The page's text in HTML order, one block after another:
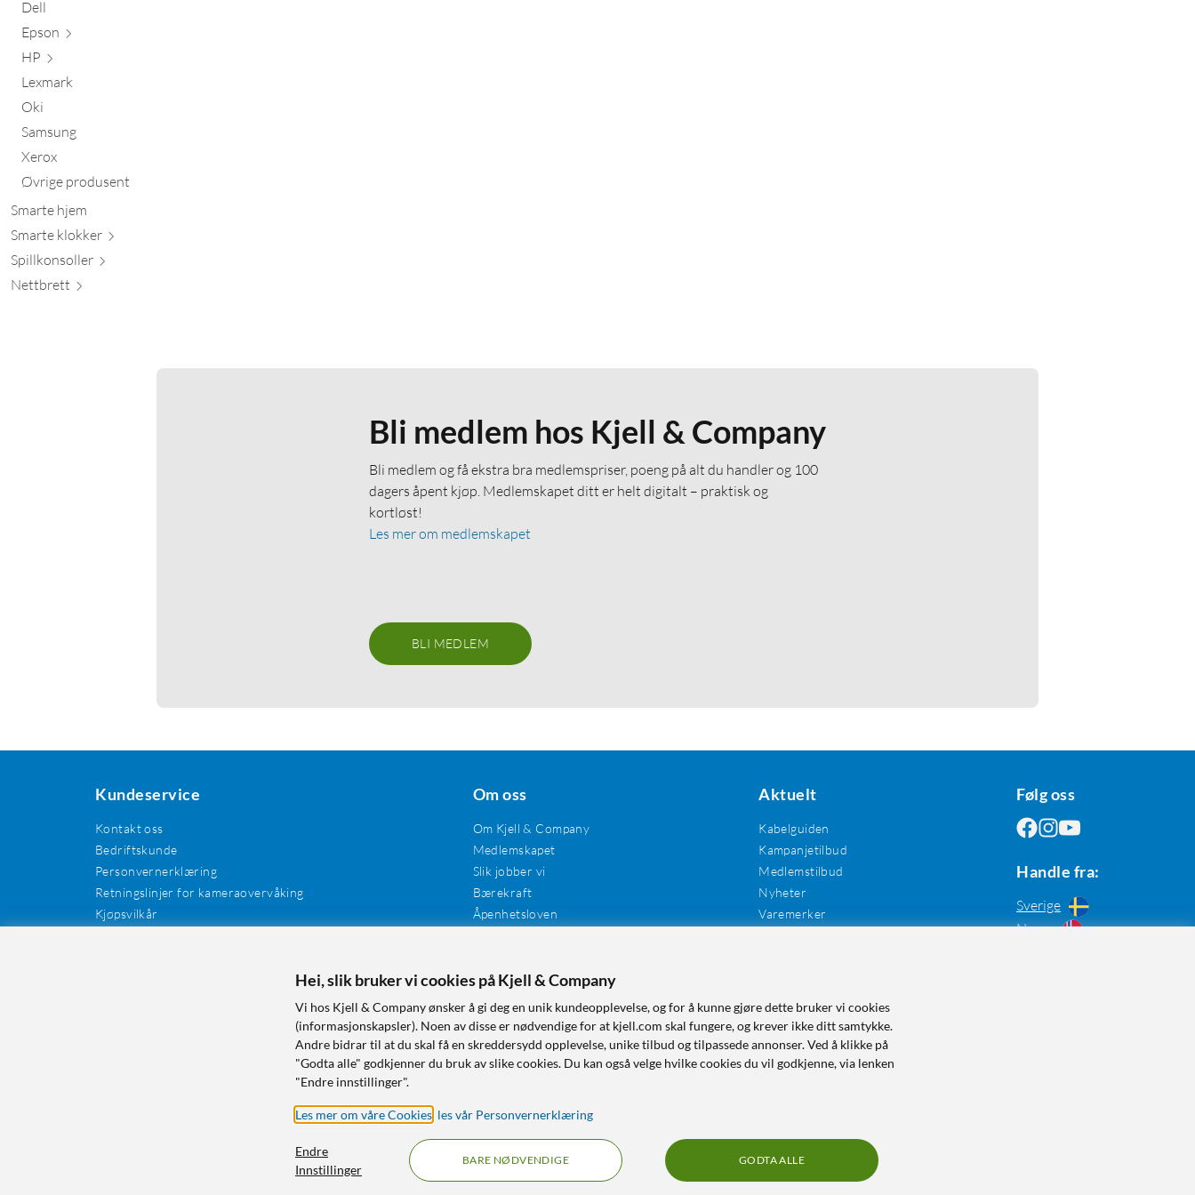
Dell
Epson
HP
Lexmark
Oki
Samsung
Xerox
Øvrige produsent
Smarte hjem
Smarte klokker
Spillkonsoller
Nettbrett
Bli medlem hos Kjell & Company
Bli medlem og få ekstra bra medlemspriser, poeng på alt du handler og 100
dagers åpent kjøp. Medlemskapet ditt er helt digitalt – praktisk og
kortløst!
Les mer om medlemskapet
BLI MEDLEM
Kundeservice
Kontakt oss
Bedriftskunde
Personvernerklæring
Retningslinjer for kameraovervåking
Kjøpsvilkår
Om oss
Om Kjell & Company
Medlemskapet
Slik jobber vi
Bærekraft
Åpenhetsloven
Tilgjengelighet
Aktuelt
Kabelguiden
Kampanjetilbud
Medlemstilbud
Nyheter
Varemerker
Følg oss
Handle fra:
Sverige
Norge
RÅD OG TILBEHØR TIL HJEMMEELEKTRONIKK
Hei, slik bruker vi cookies på Kjell & Company
Vi hos Kjell & Company ønsker å gi deg en unik kundeopplevelse, og for å kunne gjøre dette bruker vi cookies
(informasjonskapsler). Noen av disse er nødvendige for at kjell.com skal fungere, og krever ikke ditt samtykke.
Andre bidrar til at du skal få en skreddersydd opplevelse, unike tilbud og tilpassede annonser. Ved å klikke på
"Godta alle" godkjenner du bruk av slike cookies. Du kan også velge hvilke cookies du vil godkjenne, via lenken
"Endre innstillinger".
Les mer om våre Cookies les vår Personvernerklæring
Endre
Innstillinger
BARE NØDVENDIGE GODTA ALLE